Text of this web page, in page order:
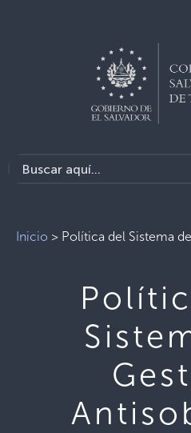
Inicio > Política del Sistema